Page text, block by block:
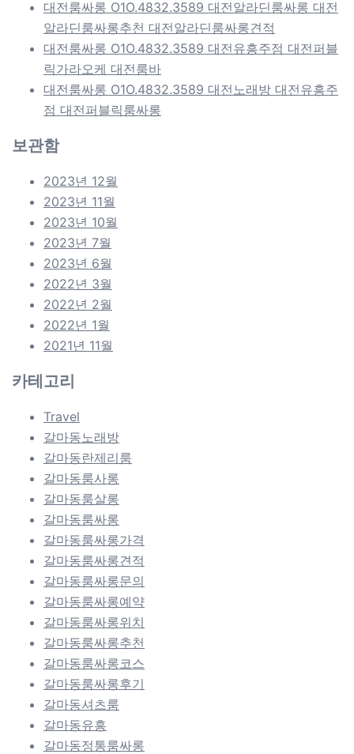
대전룸싸롱 O1O.4832.3589 대전알라딘룸싸롱 대전
알라딘룸싸롱추천 대전알라딘룸싸롱견적
대전룸싸롱 O1O.4832.3589 대전유흥주점 대전퍼블
릭가라오케 대전룸바
대전룸싸롱 O1O.4832.3589 대전노래방 대전유흥주
점 대전퍼블릭룸싸롱
보관함
2023년 12월
2023년 11월
2023년 10월
2023년 7월
2023년 6월
2022년 3월
2022년 2월
2022년 1월
2021년 11월
카테고리
Travel
갈마동노래방
갈마동란제리룸
갈마동룸사롱
갈마동룸살롱
갈마동룸싸롱
갈마동룸싸롱가격
갈마동룸싸롱견적
갈마동룸싸롱문의
갈마동룸싸롱예약
갈마동룸싸롱위치
갈마동룸싸롱추천
갈마동룸싸롱코스
갈마동룸싸롱후기
갈마동셔츠룸
갈마동유흥
갈마동정통룸싸롱